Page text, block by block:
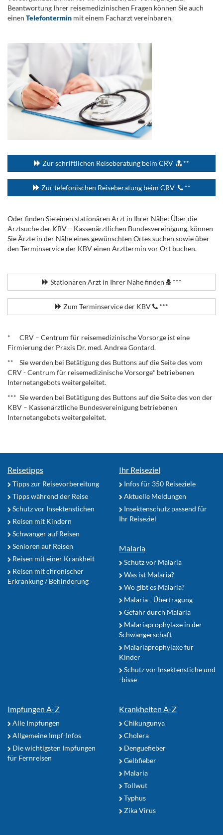
Beantwortung Ihrer reisemedizinischen Fragen können Sie auch
einen Telefontermin mit einem Facharzt vereinbaren.
Zur schriftlichen Reiseberatung beim CRV **
Zur telefonischen Reiseberatung beim CRV **
Oder finden Sie einen stationären Arzt in Ihrer Nähe: Über die
Arztsuche der KBV – Kassenärztlichen Bundesvereinigung, können
Sie Ärzte in der Nähe eines gewünschten Ortes suchen sowie über
den Terminservice der KBV einen Arzttermin vor Ort buchen.
Stationären Arzt in Ihrer Nähe finden ***
Zum Terminservice der KBV ***
* CRV – Centrum für reisemedizinische Vorsorge ist eine
Firmierung der Praxis Dr. med. Andrea Gontard.
** Sie werden bei Betätigung des Buttons auf die Seite des vom
CRV - Centrum für reisemedizinische Vorsorge* betriebenen
Internetangebots weitergeleitet.
*** Sie werden bei Betätigung des Buttons auf die Seite des von der
KBV – Kassenärztliche Bundesvereinigung betriebenen
Internetangebots weitergeleitet.
Reisetipps
Tipps zur Reisevorbereitung
Tipps während der Reise
Schutz vor Insektenstichen
Reisen mit Kindern
Schwanger auf Reisen
Senioren auf Reisen
Reisen mit einer Krankheit
Reisen mit chronischer
Erkrankung / Behinderung
Ihr Reiseziel
Infos für 350 Reiseziele
Aktuelle Meldungen
Insektenschutz passend für
Ihr Reiseziel
Malaria
Schutz vor Malaria
Was ist Malaria?
Wo gibt es Malaria?
Malaria - Übertragung
Gefahr durch Malaria
Malariaprophylaxe in der
Schwangerschaft
Malariaprophylaxe für
Kinder
Schutz vor Insektenstiche und
-bisse
Impfungen A-Z
Alle Impfungen
Allgemeine Impf-Infos
Die wichtigsten Impfungen
für Fernreisen
Krankheiten A-Z
Chikungunya
Cholera
Denguefieber
Gelbfieber
Malaria
Tollwut
Typhus
Zika Virus